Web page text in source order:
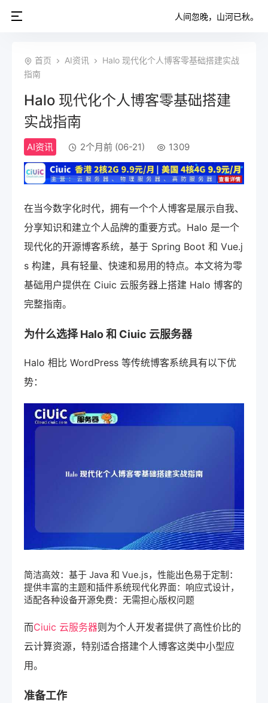
人间忽晚，山河已秋。
首页 AI资讯
Halo 现代化个人博客零基础搭建实战
指南
Halo 现代化个人博客零基础搭建
实战指南
AI资讯 2个月前 (06-21) 1309
在当今数字化时代，拥有一个个人博客是展示自我、
分享知识和建立个人品牌的重要方式。Halo 是一个
现代化的开源博客系统，基于 Spring Boot 和 Vue.j
s 构建，具有轻量、快速和易用的特点。本文将为零
基础用户提供在 Ciuic 云服务器上搭建 Halo 博客的
完整指南。
为什么选择 Halo 和 Ciuic 云服务器
Halo 相比 WordPress 等传统博客系统具有以下优
势：
简洁高效：基于 Java 和 Vue.js，性能出色易于定制：
提供丰富的主题和插件系统现代化界面：响应式设计，
适配各种设备开源免费：无需担心版权问题
而Ciuic 云服务器则为个人开发者提供了高性价比的
云计算资源，特别适合搭建个人博客这类中小型应
用。
准备工作